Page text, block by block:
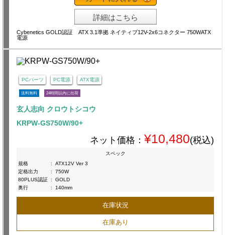
詳細はこちら
Cybenetics GOLD認証 ATX 3.1準拠 ネイティブ12V-2x6コネクター 750WATX
電源
PCパーツ PC電源 ATX電源
送料無料 24時間以内に出荷
玄人志向 クロウトシコウ
KRPW-GS750W/90+
ネット価格： ¥10,480(税込)
スペック
規格
:
ATX12V Ver 3
定格出力
:
750W
80PLUS認証 :
GOLD
奥行
: 140mm
在庫状況
在庫あり